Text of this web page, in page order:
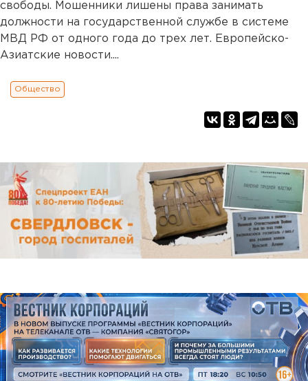
свободы. Мошенники лишены права занимать
должности на государственной службе в системе
МВД РФ от одного года до трех лет. Европейско-
Азиатские новости....
Общество